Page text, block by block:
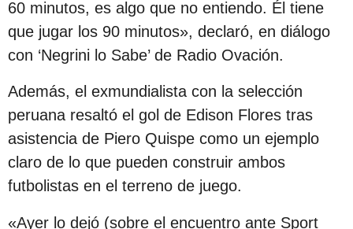
c
ó
n
60 minutos, es algo que no entiendo. Él tiene
que jugar los 90 minutos», declaró, en diálogo
con ‘Negrini lo Sabe’ de Radio Ovación.
Además, el exmundialista con la selección
peruana resaltó el gol de Edison Flores tras
asistencia de Piero Quispe como un ejemplo
claro de lo que pueden construir ambos
futbolistas en el terreno de juego.
«Ayer lo dejó (sobre el encuentro ante Sport